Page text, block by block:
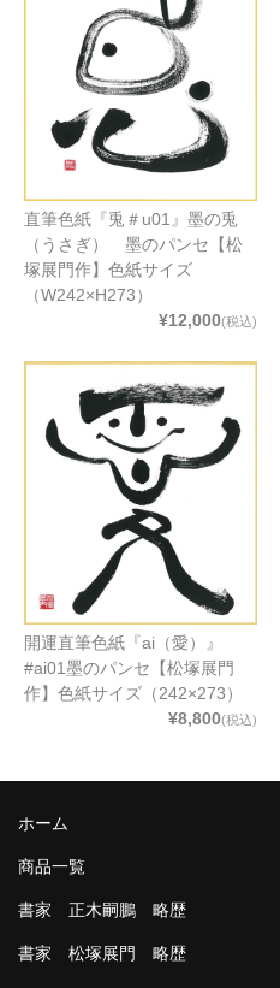
直筆色紙『兎＃u01』墨の兎
（うさぎ） 墨のパンセ【松
塚展門作】色紙サイズ
（W242×H273）
¥12,000(税込)
開運直筆色紙『ai（愛）』
#ai01墨のパンセ【松塚展門
作】色紙サイズ（242×273）
¥8,800(税込)
ホーム
商品一覧
書家 正木嗣鵬 略歴
書家 松塚展門 略歴